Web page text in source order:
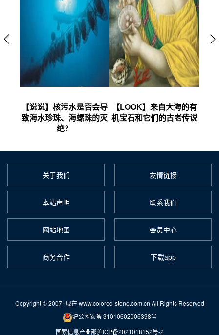
【说说】核污水是否会导
致海水珍珠、海螺珠的灭
绝？
【LOOK】来自大海的有
机宝石和它们的古老传说
关于我们 友情链接
本站声明 联系我们
网站地图 会员中心
商务合作 下载app
Copyright © 2007~现在 www.colored-stone.com.cn All Rights Reserved
沪公网安备 31010602006398号
国家信息产业部沪ICP备2021018152号-2